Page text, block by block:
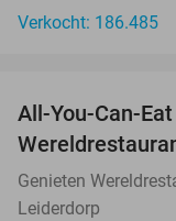
Verkocht: 186.485
All-You-Can-
Genieten
Leiderdorp